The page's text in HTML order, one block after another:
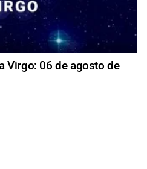
Virgo: 06 de agosto de